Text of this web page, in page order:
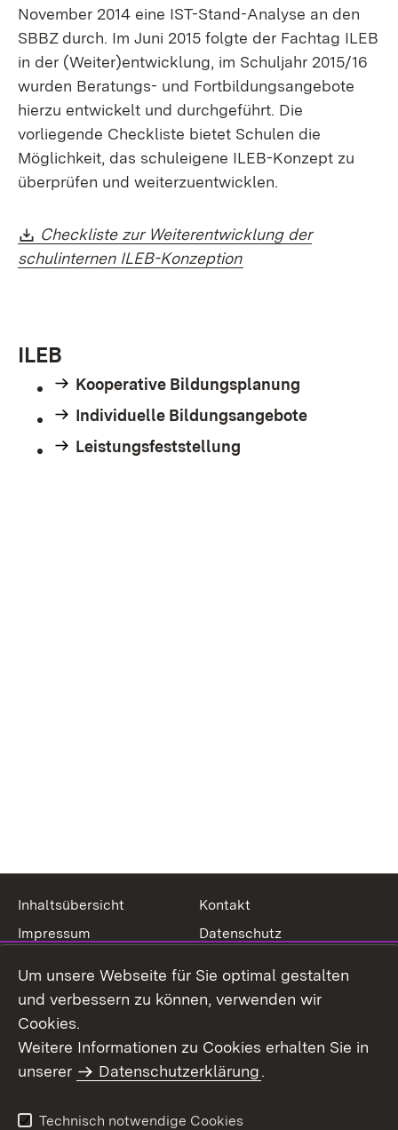
November 2014 eine IST-Stand-Analyse an den
SBBZ durch. Im Juni 2015 folgte der Fachtag ILEB
in der (Weiter)entwicklung, im Schuljahr 2015/16
wurden Beratungs- und Fortbildungsangebote
hierzu entwickelt und durchgeführt. Die
vorliegende Checkliste bietet Schulen die
Möglichkeit, das schuleigene ILEB-Konzept zu
überprüfen und weiterzuentwicklen.
Download:
Checkliste zur Weiterentwicklung der
schulinternen ILEB-Konzeption(Öffnet in neuem
ILEB
Kooperative Bildungsplanung
Individuelle Bildungsangebote
Leistungsfeststellung
Inhaltsübersicht
Kontakt
Impressum
Datenschutz
Barrierefreiheit
Um unsere Webseite für Sie optimal gestalten
und verbessern zu können, verwenden wir
Cookies.
Weitere Informationen zu Cookies erhalten Sie in
unserer
Datenschutzerklärung.
Technisch notwendige Cookies